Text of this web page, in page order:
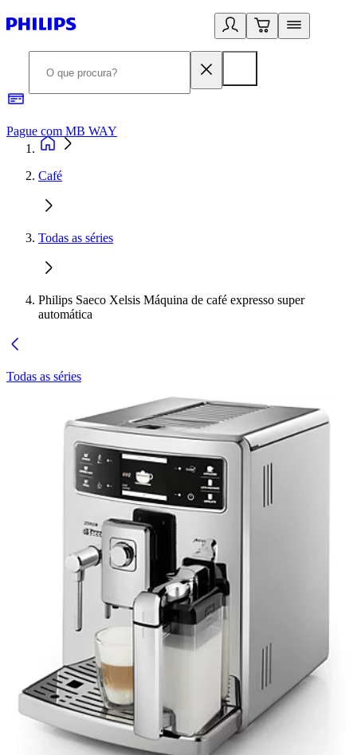
Pague com MB WAY
Café
Todas as séries
Philips Saeco Xelsis Máquina de café expresso super
automática
Todas as séries